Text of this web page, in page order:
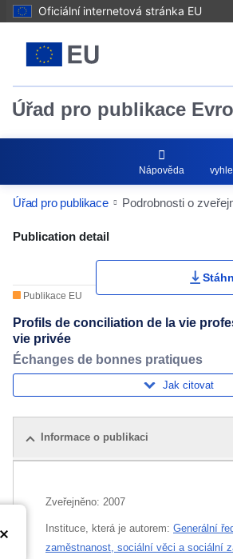
Oficiální internetová stránka EU
Úřad pro publikace
Nápověda
Úřad pro publikace Podrobnosti o
Publication Detail Actions
Publication detail
Publikace EU
Profils de conciliation de la vie
vie privée
Échanges de bonnes pratiques
Jak citovat
Informace o publikaci
Zveřejněno: 2007
Instituce, která je autorem: Generální
zaměstnanost, sociální věci a sociální